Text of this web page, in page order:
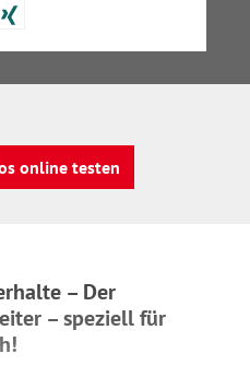
online testen
– Der
– speziell für